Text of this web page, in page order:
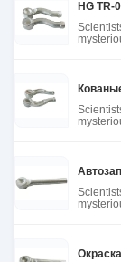
once
HG